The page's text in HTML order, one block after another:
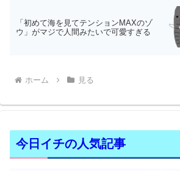
「初めて海を見てテンションMAXのゾ
ウ」がマジで人間みたいで可愛すぎる
ホーム 見る
今日イチの人気記事